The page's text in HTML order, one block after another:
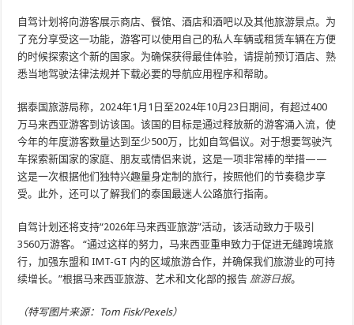
自驾计划将向游客展示商店、餐馆、酒店和酒吧以及其他旅游景点。为
了充分享受这一功能，游客可以使用自己的私人车辆或租赁车辆在方便
的时候探索这个新的国家。为确保获得最佳体验，请提前预订酒店、熟
悉当地驾驶法律法规并下载必要的导航应用程序和帮助。
据泰国旅游局称，2024年1月1日至2024年10月23日期间，有超过400
万马来西亚游客到访该国。该国的目标是通过释放新的游客涌入流，使
今年的年度游客数量达到至少500万，比如自驾倡议。对于想要驾驶汽
车探索新国家的家庭、朋友或情侣来说，这是一项非常棒的举措——
这是一次根据他们独特兴趣量身定制的旅行，按照他们的节奏稳步享
受。此外，还可以了解我们的泰国最迷人公路旅行指南。
自驾计划还将支持“2026年马来西亚旅游”活动，该活动致力于吸引
3560万游客。 “通过这样的努力，马来西亚重申致力于促进无缝跨境旅
行，加强东盟和 IMT-GT 内的区域旅游合作，并确保我们旅游业的可持
续增长。”根据马来西亚旅游、艺术和文化部的报告 旅游日报。
（特写图片来源：Tom Fisk/Pexels）